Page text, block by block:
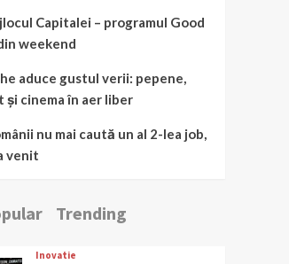
Capitalei – programul Good
weekend
aduce gustul verii: pepene,
și cinema în aer liber
nu mai caută un al 2-lea job,
venit
Trending
Inovatie